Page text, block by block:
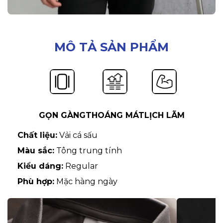
MÔ TẢ SẢN PHẨM
GỌN GÀNGTHOÁNG MÁTLỊCH LÃM
Chất liệu: Vải cá sấu
Màu sắc: Tông trung tính
Kiểu dáng: Regular
Phù hợp: Mặc hàng ngày